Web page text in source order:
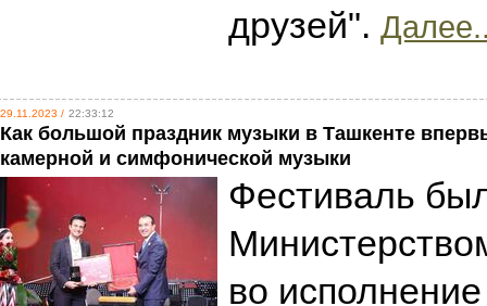
друзей".
29.11.2023 / 22:33:12
Как большой праздник музыки в Ташкенте
камерной и симфонической музыки
Фестиваль
во